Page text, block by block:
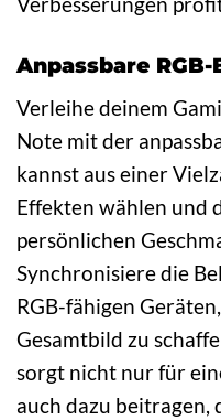
Anpassbare
Verleihe deinem
Note mit der
kannst aus einer
Effekten wählen und
persönlichen
Synchronisiere die
RGB-fähigen
Gesamtbild zu
sorgt nicht nur für
auch dazu beitragen,